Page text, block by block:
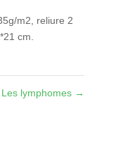
m2, reliure 2
cm.
Les lymphomes →